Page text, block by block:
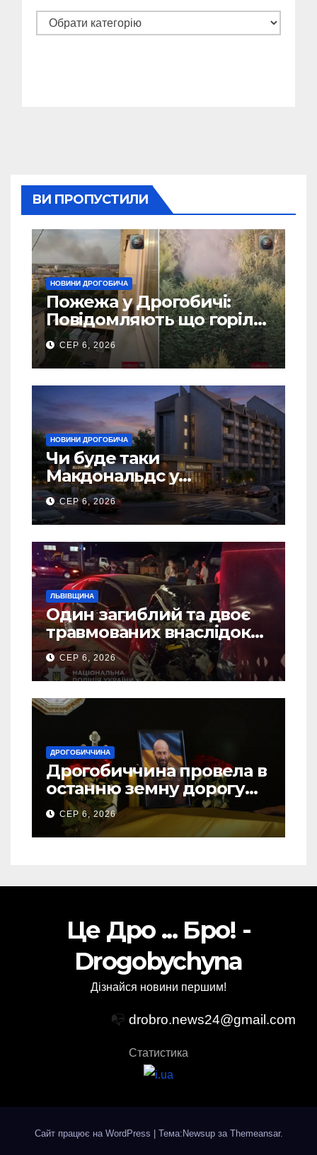
Категорії
ВИ ПРОПУСТИЛИ
НОВИНИ ДРОГОБИЧА
Пожежа у Дрогобичі:
Повідомляють що горіло
5 гаражів (Відео)
СЕР 6, 2026
НОВИНИ ДРОГОБИЧА
Чи буде таки
Макдональдс у
Дрогобичі? (Фото)
СЕР 6, 2026
ЛЬВІВЩИНА
Один загиблий та двоє
травмованих внаслідок
ДТП на Самбірщині
СЕР 6, 2026
ДРОГОБИЧЧИНА
Дрогобиччина провела в
останню земну дорогу
свого Захисника – Олега
Торського
СЕР 6, 2026
Це Дро ... Бро! -
Drogobychyna
Дізнайся новини першим!
📭 drobro.news24@gmail.com
Статистика
Сайт працює на WordPress | Тема:Newsup за Themeansar.